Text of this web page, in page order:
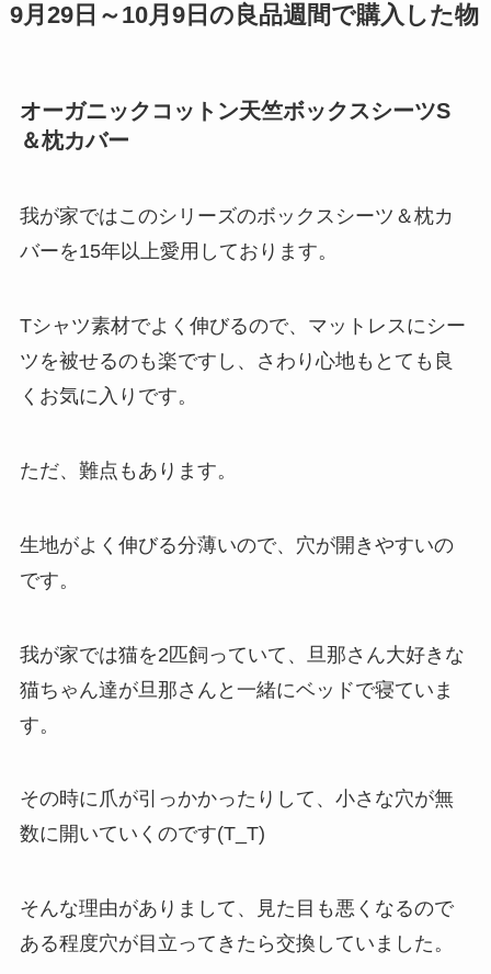
9月29日～10月9日の良品週間で購入した物
オーガニックコットン天竺ボックスシーツS
＆枕カバー
我が家ではこのシリーズのボックスシーツ＆枕カ
バーを15年以上愛用しております。
Tシャツ素材でよく伸びるので、マットレスにシー
ツを被せるのも楽ですし、さわり心地もとても良
くお気に入りです。
ただ、難点もあります。
生地がよく伸びる分薄いので、穴が開きやすいの
です。
我が家では猫を2匹飼っていて、旦那さん大好きな
猫ちゃん達が旦那さんと一緒にベッドで寝ていま
す。
その時に爪が引っかかったりして、小さな穴が無
数に開いていくのです(T_T)
そんな理由がありまして、見た目も悪くなるので
ある程度穴が目立ってきたら交換していました。